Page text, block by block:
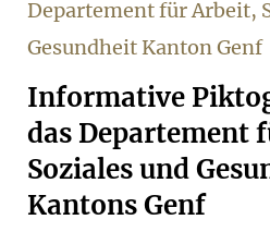
Departement für Arbeit,
Gesundheit Kanton Genf
Informative
das Departement
Soziales und
Kantons Genf